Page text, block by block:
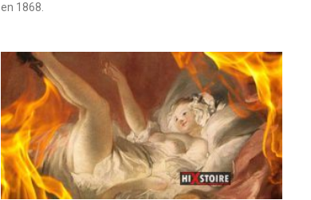
en 1868.